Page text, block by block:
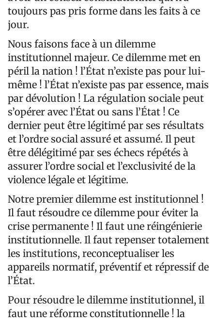
toujours pas pris forme dans les faits à ce
jour.
Nous faisons face à un dilemme
institutionnel majeur. Ce dilemme met en
péril la nation ! l’État n’existe pas pour lui-
même ! l’État n’existe pas par essence, mais
par dévolution ! La régulation sociale peut
s’opérer avec l’État ou sans l’État ! Ce
dernier peut être légitimé par ses résultats
et l’ordre social assuré et assumé. Il peut
être délégitimé par ses échecs répétés à
assurer l’ordre social et l’exclusivité de la
violence légale et légitime.
Notre premier dilemme est institutionnel !
Il faut résoudre ce dilemme pour éviter la
crise permanente ! Il faut une réingénierie
institutionnelle. Il faut repenser totalement
les institutions, reconceptualiser les
appareils normatif, préventif et répressif de
l’État.
Pour résoudre le dilemme institutionnel, il
faut une réforme constitutionnelle ! la